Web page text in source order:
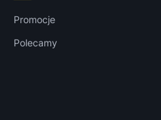
Promocje
Polecamy